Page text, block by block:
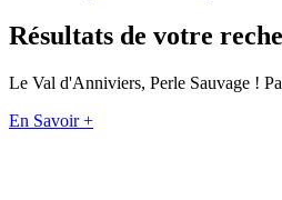
Résultats de votre
Le Val d'Anniviers, Perle Sauvage !
En Savoir +